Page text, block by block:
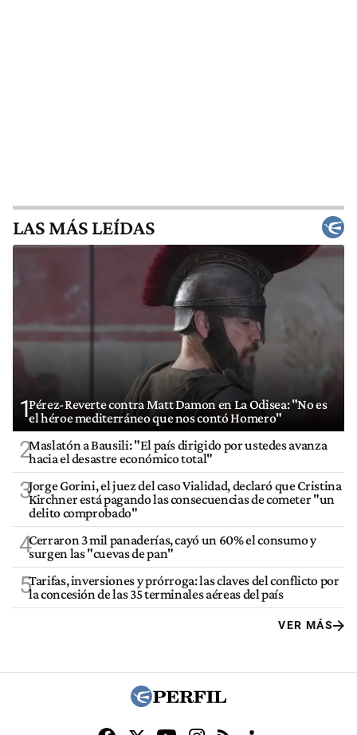
LAS MÁS LEÍDAS
1Pérez-Reverte contra Matt Damon en La Odisea: "No es
el héroe mediterráneo que nos contó Homero"
2Maslatón a Bausili: "El país dirigido por ustedes avanza
hacia el desastre económico total"
3Jorge Gorini, el juez del caso Vialidad, declaró que Cristina
Kirchner está pagando las consecuencias de cometer "un
delito comprobado"
4Cerraron 3 mil panaderías, cayó un 60% el consumo y
surgen las "cuevas de pan"
5Tarifas, inversiones y prórroga: las claves del conflicto por
la concesión de las 35 terminales aéreas del país
VER MÁS